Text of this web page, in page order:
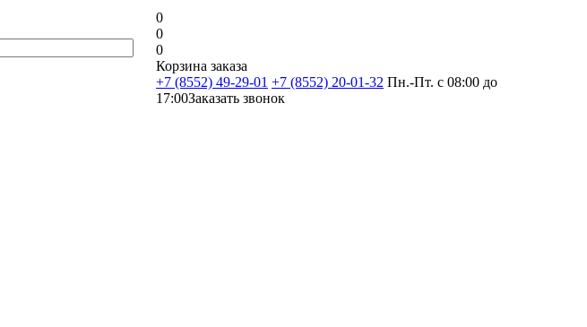
0
0
0
Корзина заказа
+7 (8552) 49-29-01 +7 (8552) 20-01-32 Пн.-Пт. с 08:00 до
17:00Заказать звонок